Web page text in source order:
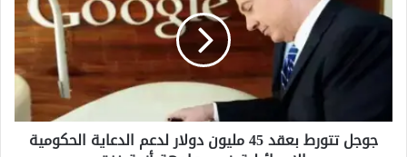
ل
ط
جوجل تتورط بعقد 45 مليون دولار لدعم الدعاية الحكومية